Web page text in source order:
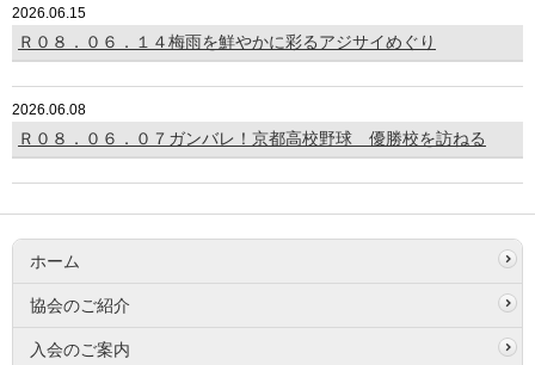
2026.06.15
Ｒ０８．０６．１４梅雨を鮮やかに彩るアジサイめぐり
2026.06.08
Ｒ０８．０６．０７ガンバレ！京都高校野球 優勝校を訪ねる
ホーム
協会のご紹介
入会のご案内